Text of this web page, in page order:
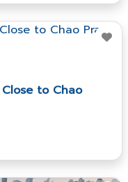
to Chao